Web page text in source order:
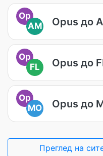
Op
AM
Opus до
Op
FL
Opus до
Op
MO
Opus до
Преглед на